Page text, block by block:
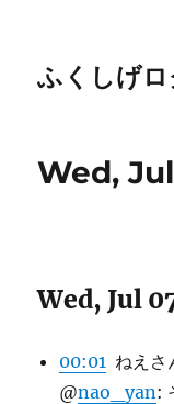
ふくしげ
Wed,
Wed, Jul
00:01 ねえさ
@nao_yan: